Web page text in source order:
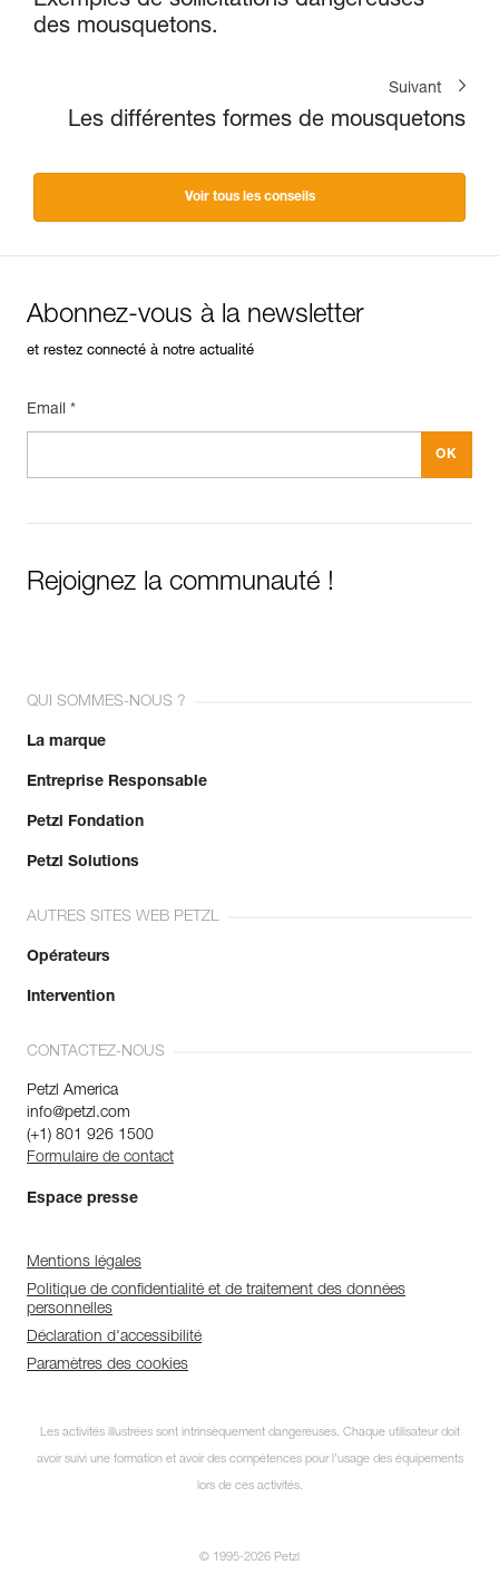
des mousquetons.
Suivant
Les différentes formes de mousquetons
Voir tous les conseils
Abonnez-vous à la newsletter
et restez connecté à notre actualité
Email *
Rejoignez la communauté !
QUI SOMMES-NOUS ?
La marque
Entreprise Responsable
Petzl Fondation
Petzl Solutions
AUTRES SITES WEB PETZL
Opérateurs
Intervention
CONTACTEZ-NOUS
Petzl America
info@petzl.com
(+1) 801 926 1500
Formulaire de contact
Espace presse
Mentions légales
Politique de confidentialité et de traitement des données
personnelles
Déclaration d'accessibilité
Paramètres des cookies
Les activités illustrées sont intrinsèquement dangereuses. Chaque utilisateur doit
avoir suivi une formation et avoir des compétences pour l’usage des équipements
lors de ces activités.
© 1995-2026 Petzl